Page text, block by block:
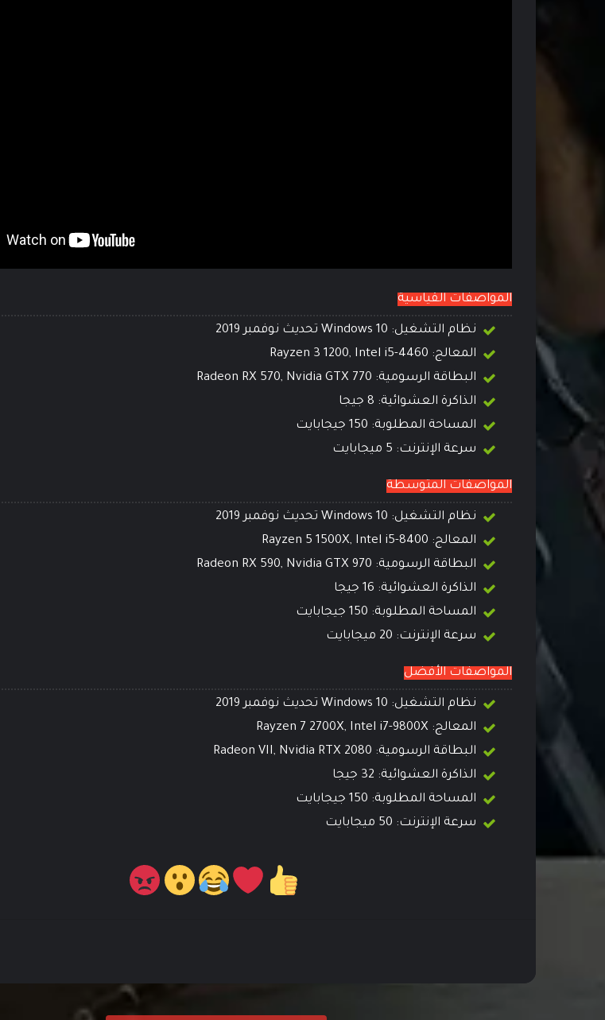
المواصفات القياسية
نظام التشغيل: Windows 10 تحديث نوفمبر 2019
المعالج: Rayzen 3 1200, Intel i5-4460
البطاقة الرسومية: Radeon RX 570, Nvidia GTX 770
الذاكرة العشوائية: 8 جيجا
المساحة المطلوبة: 150 جيجابايت
سرعة الإنترنت: 5 ميجابايت
المواصفات المتوسطة
نظام التشغيل: Windows 10 تحديث نوفمبر 2019
المعالج: Rayzen 5 1500X, Intel i5-8400
البطاقة الرسومية: Radeon RX 590, Nvidia GTX 970
الذاكرة العشوائية: 16 جيجا
المساحة المطلوبة: 150 جيجابايت
سرعة الإنترنت: 20 ميجابايت
المواصفات الأفضل
نظام التشغيل: Windows 10 تحديث نوفمبر 2019
المعالج: Rayzen 7 2700X, Intel i7-9800X
البطاقة الرسومية: Radeon VII, Nvidia RTX 2080
الذاكرة العشوائية: 32 جيجا
المساحة المطلوبة: 150 جيجابايت
سرعة الإنترنت: 50 ميجابايت
القادمة Dead Take